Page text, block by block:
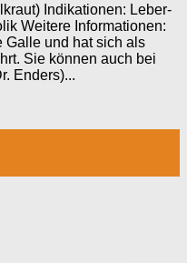
Indikationen: Leber-
Weitere Informationen:
Galle und hat sich als
Sie können auch bei
Enders)...